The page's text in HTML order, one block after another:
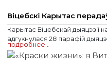
Віцебскі Карытас
Карытас Віцебскай дыяцэзіі
адгукнулася 28 парафій
подробнее…